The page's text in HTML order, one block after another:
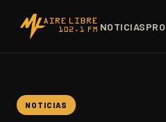
NOTICIAS
NOTICIAS